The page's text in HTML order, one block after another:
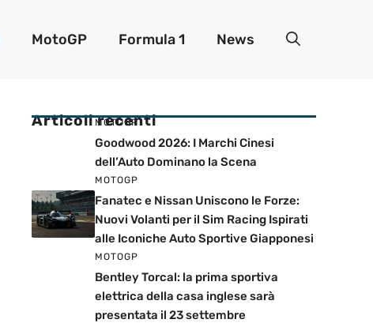
MotoGP Formula 1 News
Articoli recenti
MOTOGP
Goodwood 2026: I Marchi Cinesi
dell’Auto Dominano la Scena
MOTOGP
Fanatec e Nissan Uniscono le Forze:
Nuovi Volanti per il Sim Racing Ispirati
alle Iconiche Auto Sportive Giapponesi
MOTOGP
Bentley Torcal: la prima sportiva
elettrica della casa inglese sarà
presentata il 23 settembre